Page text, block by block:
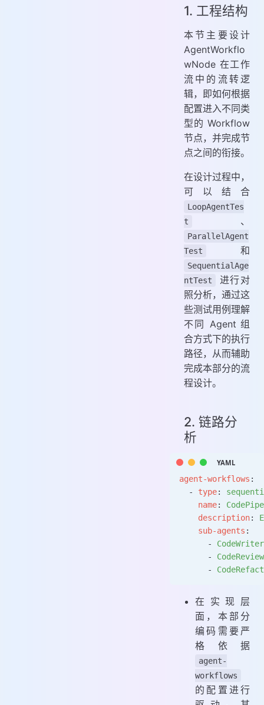
1. 工程结构
本节主要设计
AgentWorkflo
wNode 在工作
流中的流转逻
辑，即如何根据
配置进入不同类
型的 Workflow
节点，并完成节
点之间的衔接。
在设计过程中，
可以结合
LoopAgentTes
t
、
ParallelAgent
Test
和
SequentialAge
ntTest
进行对
照分析，通过这
些测试用例理解
不同 Agent 组
合方式下的执行
路径，从而辅助
完成本部分的流
程设计。
2. 链路分
析
agent-workflows :
  -
type:
    name
:
    description
:
    sub-agents
:
      -
      -
      -
在实现层
面，本部分
编码需要严
格依据
agent-
workflows
的配置进行